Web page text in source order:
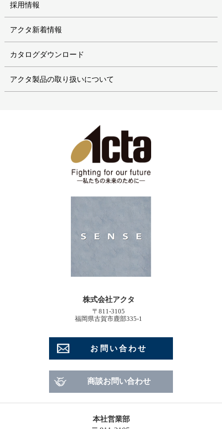
採用情報
アクタ新着情報
カタログダウンロード
アクタ製品の取り扱いについて
株式会社アクタ
〒811-3105
福岡県古賀市鹿部335-1
お問い合わせ
商談お問い合わせ
本社営業部